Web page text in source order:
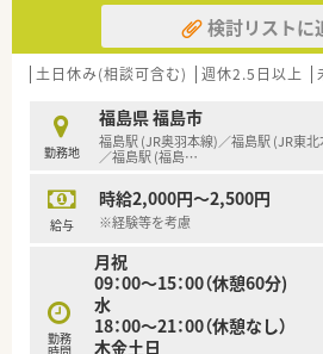
■プライベートブランドも持ってい
売しており、患者様との会話に繋が
しい商品を世の中に広める努力も会
■選考を通して、曜日時間のご希望
さい。
検討リストに
土日休み(相談可含む) 週休2.5日以上
勤務地
福島県 福島市
福島駅 (JR奥羽本線)／福島駅 (JR東
／福島駅 (福島…
給与
時給2,000円～2,500円
※経験等を考慮
勤務
月祝
09：00～15：00（休憩60分)
水
18：00～21：00（休憩なし）
木金土日